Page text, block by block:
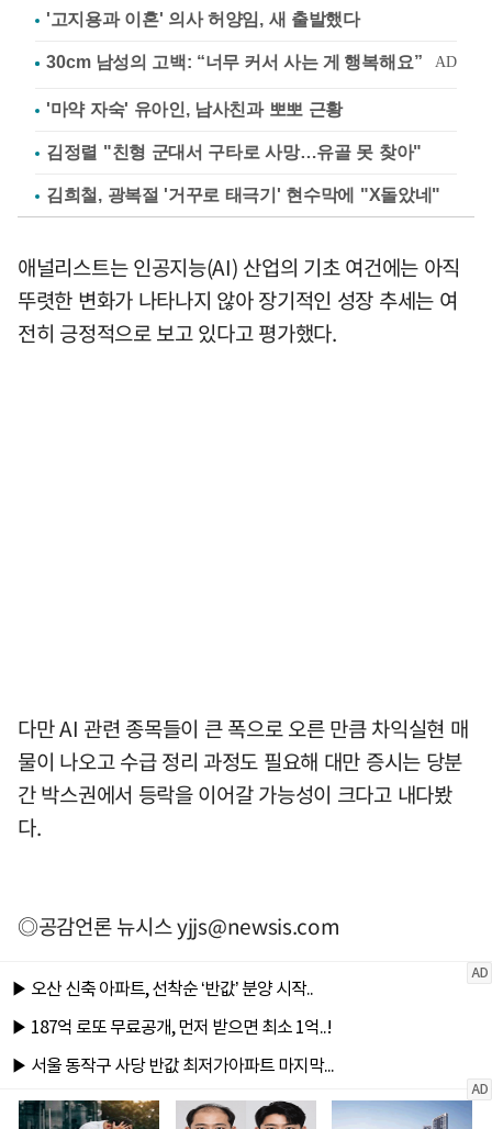
'고지용과 이혼' 의사 허양임, 새 출발했다
'마약 자숙' 유아인, 남사친과 뽀뽀 근황
김정렬 "친형 군대서 구타로 사망…유골 못 찾아"
김희철, 광복절 '거꾸로 태극기' 현수막에 "X돌았네"
애널리스트는 인공지능(AI) 산업의 기초 여건에는 아직
뚜렷한 변화가 나타나지 않아 장기적인 성장 추세는 여
전히 긍정적으로 보고 있다고 평가했다.
다만 AI 관련 종목들이 큰 폭으로 오른 만큼 차익실현 매
물이 나오고 수급 정리 과정도 필요해 대만 증시는 당분
간 박스권에서 등락을 이어갈 가능성이 크다고 내다봤
다.
◎공감언론 뉴시스yjjs@newsis.com